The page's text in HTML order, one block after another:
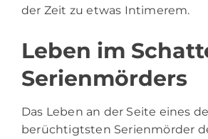
der Zeit zu etwas Intimerem.
Leben im
Serienmörders
Das Leben an der Seite eines
berüchtigtsten Serienmörder